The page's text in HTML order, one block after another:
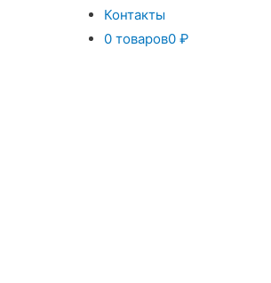
Контакты
0 товаров0 ₽